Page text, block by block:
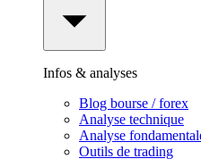
Infos & analyses
Blog bourse / forex
Analyse technique
Analyse
Outils de trading